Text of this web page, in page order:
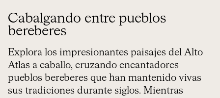
Cabalgando entre pueblos
bereberes
Explora los impresionantes paisajes del Alto
Atlas a caballo, cruzando encantadores
pueblos bereberes que han mantenido vivas
sus tradiciones durante siglos. Mientras